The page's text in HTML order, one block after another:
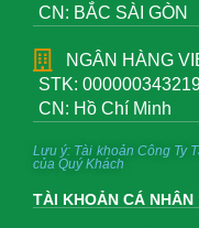
CN: BẮC SÀI GÒN
NGÂN HÀNG
STK:
CN: Hồ Chí Minh
Lưu ý: Tài khoản Công Ty
của Quý Khách
TÀI KHOẢN CÁ NHÂN